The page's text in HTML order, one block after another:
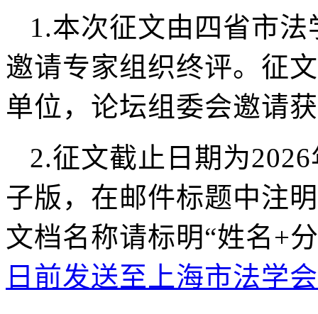
1.本次征文由四省市
邀请专家组织终评。征
单位，论坛组委会邀请
2.征文截止日期为
子版，在邮件标题中注
文档名称请标明“姓名+
日前发送至上海市法学